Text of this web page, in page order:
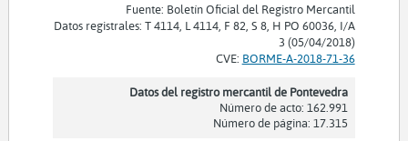
Fuente: Boletín Oficial del Registro Mercantil
Datos registrales: T 4114, L 4114, F 82, S 8, H PO 60036, I/A
3 (05/04/2018)
CVE: BORME-A-2018-71-36
Datos del registro mercantil de Pontevedra
Número de acto: 162.991
Número de página: 17.315